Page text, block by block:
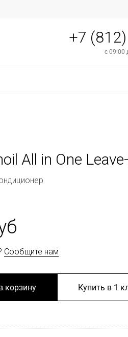
+7
с 09:00
All in One
Сообщите нам
корзину Купить в 1